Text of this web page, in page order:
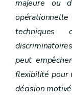
majeure ou
techniques
peut
flexibilité pour
décision